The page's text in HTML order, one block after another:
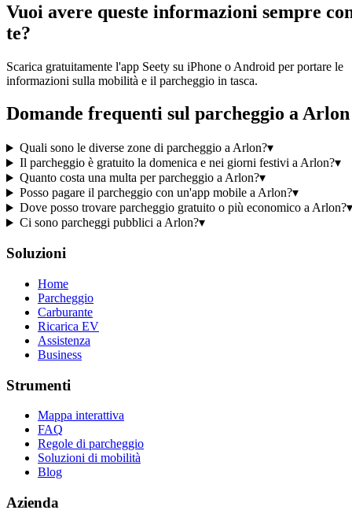
Vuoi avere queste informazioni sempre
te?
Scarica gratuitamente l'app Seety su iPhone o Android per portare le
informazioni sulla mobilità e il parcheggio in tasca.
Domande frequenti sul parcheggio a Arlon
Quali sono le diverse zone di parcheggio a Arlon?▾
Il parcheggio è gratuito la domenica e nei giorni festivi a Arlon?▾
Quanto costa una multa per parcheggio a Arlon?▾
Posso pagare il parcheggio con un'app mobile a Arlon?▾
Dove posso trovare parcheggio gratuito o più economico a Arlon?▾
Ci sono parcheggi pubblici a Arlon?▾
Soluzioni
Home
Parcheggio
Carburante
Ricarica EV
Assistenza
Business
Strumenti
Mappa interattiva
FAQ
Regole di parcheggio
Soluzioni di mobilità
Blog
Azienda